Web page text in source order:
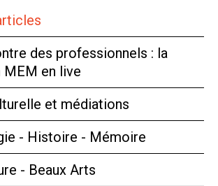
des professionnels : la
en live
et médiations
- Histoire - Mémoire
- Beaux Arts